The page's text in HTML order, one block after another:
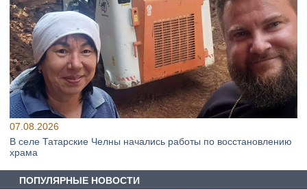
07.08.2026
В селе Татарские Челны начались работы по восстановлению
храма
ПОПУЛЯРНЫЕ НОВОСТИ